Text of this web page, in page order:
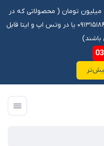
تخفیف ۵ درصد برای سفارشات بالای ۱۰ میلیون تومان ‌‌(‌‌ محصولاتی که در
سایت موجود نیستند طی تماس با ۰۹۱۳۱۵۱۸۴۸۷ یا در وتس اپ و ایتا قابل
03